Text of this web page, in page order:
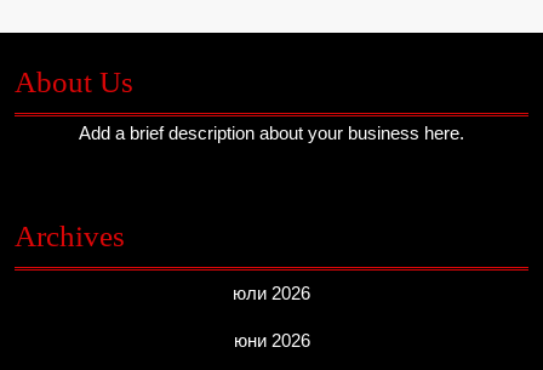
About Us
Add a brief description about your business here.
Archives
юли 2026
юни 2026